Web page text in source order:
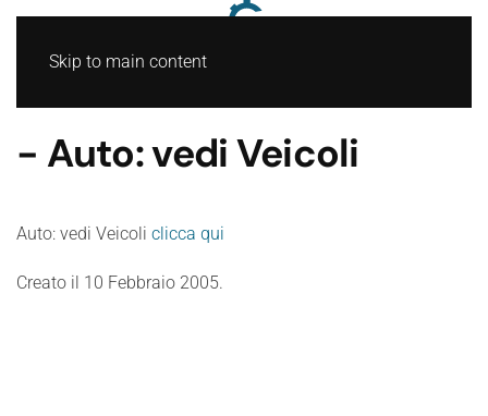
Skip to main content
- Auto: vedi Veicoli
Auto: vedi Veicoli clicca qui
Creato il 10 Febbraio 2005.